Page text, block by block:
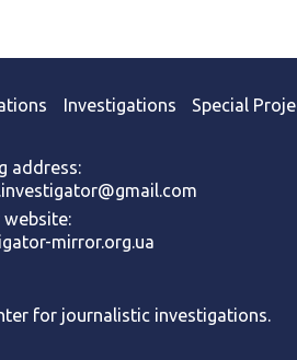
Investigations Special
address:
mirror.org.ua
for journalistic investigations.